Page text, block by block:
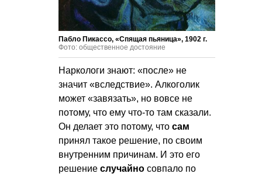
Пабло Пикассо, «Спящая пьяница», 1902 г.
Фото: общественное достояние
Наркологи знают: «после» не
значит «вследствие». Алкоголик
может «завязать», но вовсе не
потому, что ему что-то там сказали.
Он делает это потому, что сам
принял такое решение, по своим
внутренним причинам. И это его
решение случайно совпало по